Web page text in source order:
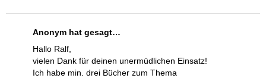
Anonym hat gesagt…
Hallo Ralf,
vielen Dank für deinen unermüdlichen Einsatz!
Ich habe min. drei Bücher zum Thema